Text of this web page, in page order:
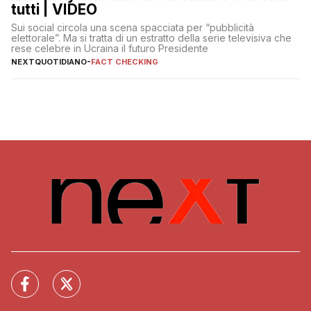
tutti | VIDEO
Sui social circola una scena spacciata per “pubblicità
elettorale”. Ma si tratta di un estratto della serie televisiva che
rese celebre in Ucraina il futuro Presidente
NEXTQUOTIDIANO-FACT CHECKING